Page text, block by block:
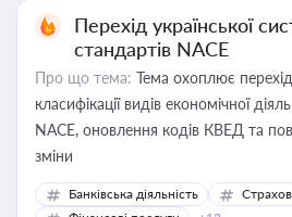
Перехід української
стандартів NACE
Про що тема: Тема охоплює
класифікації видів економічної
NACE, оновлення кодів КВЕД та
зміни
Банківська діяльність